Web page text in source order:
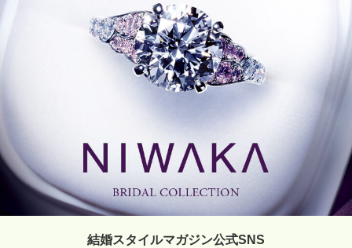
結婚スタイルマガジン公式SNS